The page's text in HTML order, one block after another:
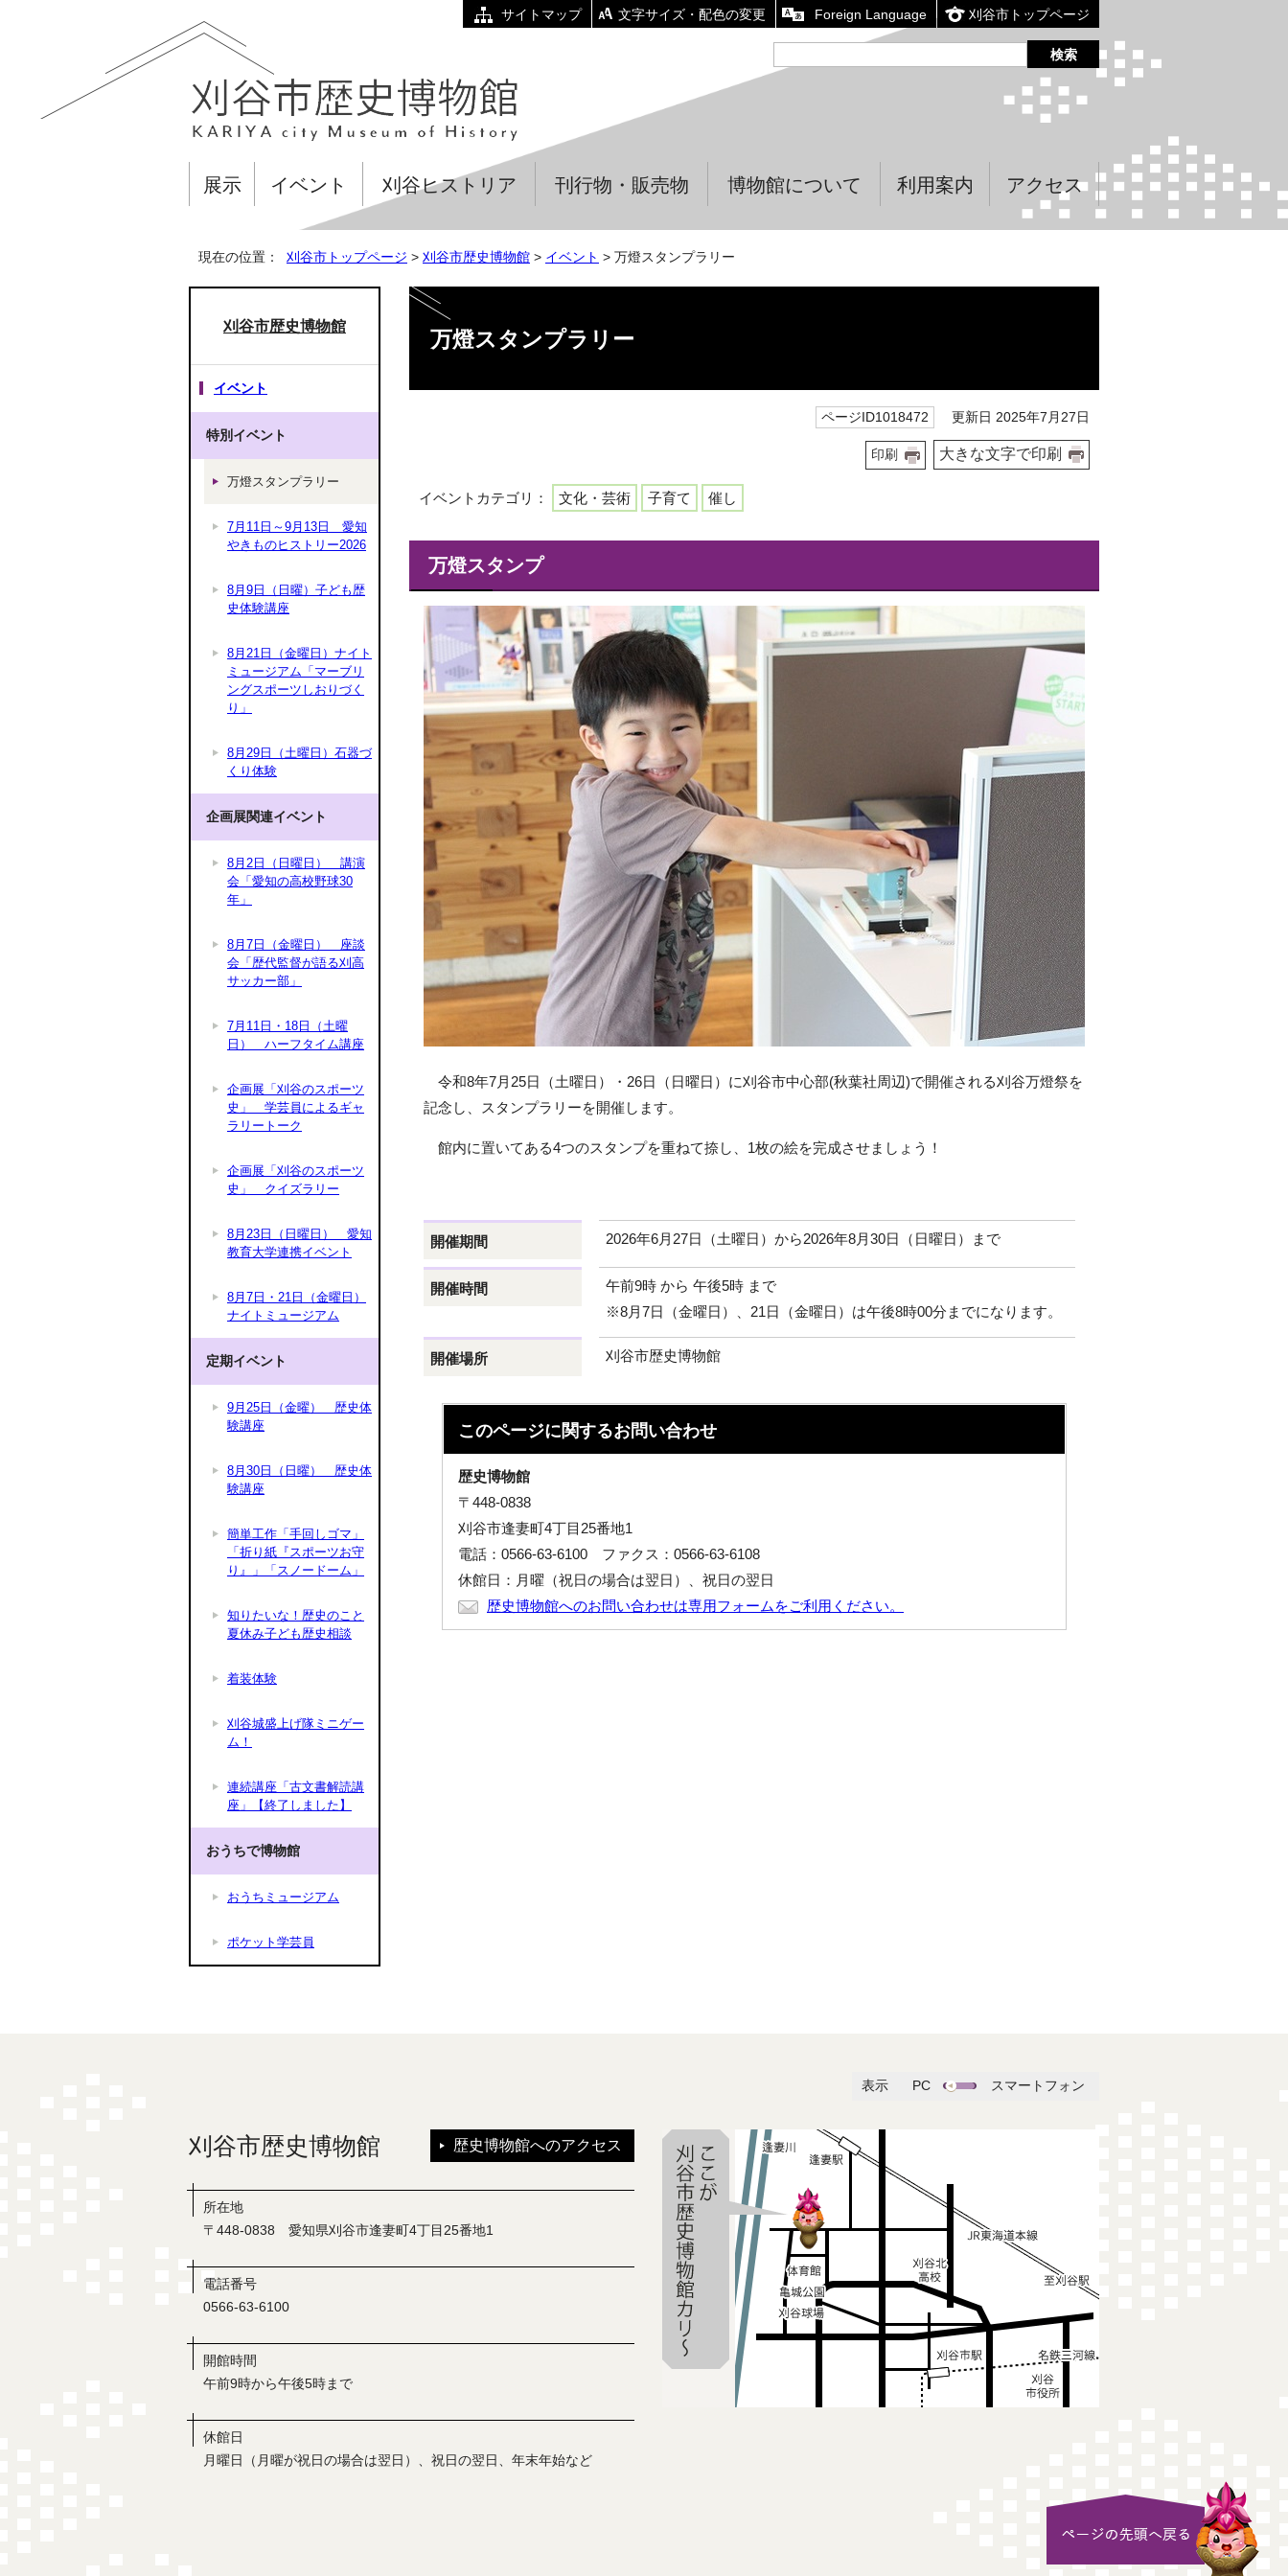
サイトマップ 文字サイズ・配色の変更 Foreign Language 刈谷市トップページ
展示 イベント 刈谷ヒストリア 刊行物・販売物 博物館について 利用案内 アクセス
現在の位置： 刈谷市トップページ > 刈谷市歴史博物館 > イベント > 万燈スタンプラリー
万燈スタンプラリー
ページID1018472 更新日 2025年7月27日
印刷 大きな文字で印刷
イベントカテゴリ： 文化・芸術 子育て 催し
万燈スタンプ
令和8年7月25日（土曜日）・26日（日曜日）に刈谷市中心部(秋葉社周辺)で開催される刈谷万燈祭を
記念し、スタンプラリーを開催します。
館内に置いてある4つのスタンプを重ねて捺し、1枚の絵を完成させましょう！
開催期間 2026年6月27日（土曜日）から2026年8月30日（日曜日）まで
開催時間
午前9時 から 午後5時 まで
※8月7日（金曜日）、21日（金曜日）は午後8時00分までになります。
開催場所 刈谷市歴史博物館
このページに関するお問い合わせ
歴史博物館
〒448-0838
刈谷市逢妻町4丁目25番地1
電話：0566-63-6100 ファクス：0566-63-6108
休館日：月曜（祝日の場合は翌日）、祝日の翌日
歴史博物館へのお問い合わせは専用フォームをご利用ください。
刈谷市歴史博物館
イベント
特別イベント
万燈スタンプラリー
7月11日～9月13日 愛知
やきものヒストリー2026
8月9日（日曜）子ども歴
史体験講座
8月21日（金曜日）ナイト
ミュージアム「マーブリ
ングスポーツしおりづく
り」
8月29日（土曜日）石器づ
くり体験
企画展関連イベント
8月2日（日曜日） 講演
会「愛知の高校野球30
年」
8月7日（金曜日） 座談
会「歴代監督が語る刈高
サッカー部」
7月11日・18日（土曜
日） ハーフタイム講座
企画展「刈谷のスポーツ
史」 学芸員によるギャ
ラリートーク
企画展「刈谷のスポーツ
史」 クイズラリー
8月23日（日曜日） 愛知
教育大学連携イベント
8月7日・21日（金曜日）
ナイトミュージアム
定期イベント
9月25日（金曜） 歴史体
験講座
8月30日（日曜） 歴史体
験講座
簡単工作「手回しゴマ」
「折り紙『スポーツお守
り』」「スノードーム」
知りたいな！歴史のこと
夏休み子ども歴史相談
着装体験
刈谷城盛上げ隊ミニゲー
ム！
連続講座「古文書解読講
座」【終了しました】
おうちで博物館
おうちミュージアム
ポケット学芸員
表示 PC スマートフォン
刈谷市歴史博物館 歴史博物館へのアクセス
所在地
〒448-0838 愛知県刈谷市逢妻町4丁目25番地1
電話番号
0566-63-6100
開館時間
午前9時から午後5時まで
休館日
月曜日（月曜が祝日の場合は翌日）、祝日の翌日、年末年始など